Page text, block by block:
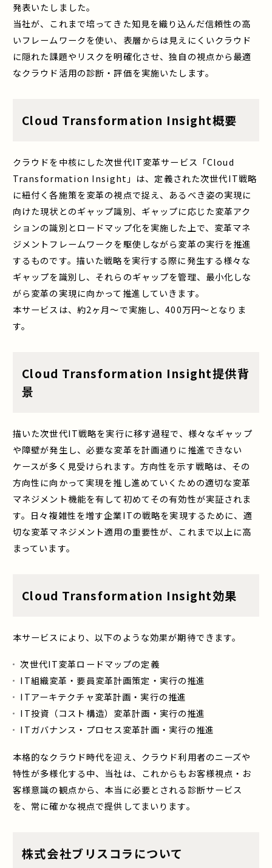
発表いたしました。
当社が、これまで培ってきた知見を織り込んだ信頼性の高
いフレームワークを使い、表層からは見えにくいクラウド
に隠れた課題やリスクを明確化させ、独自の視点から最適
なクラウド活用の診断・評価を実施いたします。
Cloud Transformation Insight概要
クラウドを中核にした次世代IT変革サービス「Cloud
Transformation Insight」は、定義された次世代IT戦略
に紐付く各施策を変革の視点で捉え、あるべき姿の実現に
向けた現状とのギャップ識別、ギャップに応じた変革アク
ションの識別とロードマップ化を実施した上で、変革マネ
ジメントフレームワークを駆使しながら変革の実行を推進
するものです。描いた戦略を実行する際に発生する様々な
ギャップを識別し、それらのギャップを管理、最小化しな
がら変革の実現に向かって推進していきます。
本サービスは、約2ヶ月～で実施し、400万円～となりま
す。
Cloud Transformation Insight提供背
景
描いた次世代IT戦略を実行に移す過程で、様々なギャップ
や障壁が発生し、必要な変革を計画通りに推進できない
ケースが多く見受けられます。方向性を示す戦略は、その
方向性に向かって実現を推し進めていくための適切な変革
マネジメント機能を有して初めてその有効性が実証されま
す。日々複雑性を増す企業ITの戦略を実現するために、適
切な変革マネジメント適用の重要性が、これまで以上に高
まっています。
Cloud Transformation Insight効果
本サービスにより、以下のような効果が期待できます。
次世代IT変革ロードマップの定義
IT組織変革・要員変革計画策定・実行の推進
ITアーキテクチャ変革計画・実行の推進
IT投資（コスト構造）変革計画・実行の推進
ITガバナンス・プロセス変革計画・実行の推進
本格的なクラウド時代を迎え、クラウド利用者のニーズや
特性が多様化する中、当社は、これからもお客様視点・お
客様意識の観点から、本当に必要とされる診断サービス
を、常に確かな視点で提供してまいります。
株式会社ブリスコラについて